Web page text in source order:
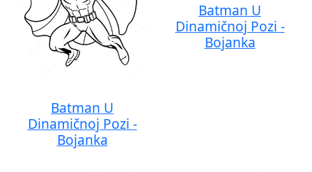
Batman U
Dinamičnoj Pozi -
Bojanka
Batman U
Dinamičnoj Pozi -
Bojanka